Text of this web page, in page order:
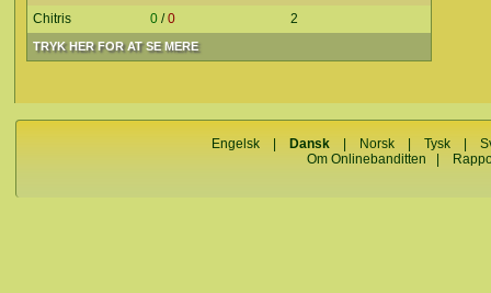
TRYK HER FOR AT SE MERE
Chitris
0 /0 2
Engelsk Dansk Norsk Tysk
Om Onlinebanditten